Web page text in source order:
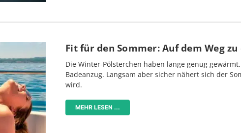
Fit für den Sommer: Auf dem Weg
Die Winter-Pölsterchen haben lange genug
Badeanzug. Langsam aber sicher nähert sich der
wird.
MEHR LESEN ...